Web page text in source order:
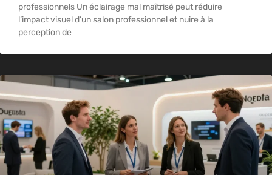
professionnels Un éclairage mal maîtrisé peut réduire
l’impact visuel d’un salon professionnel et nuire à la
perception de